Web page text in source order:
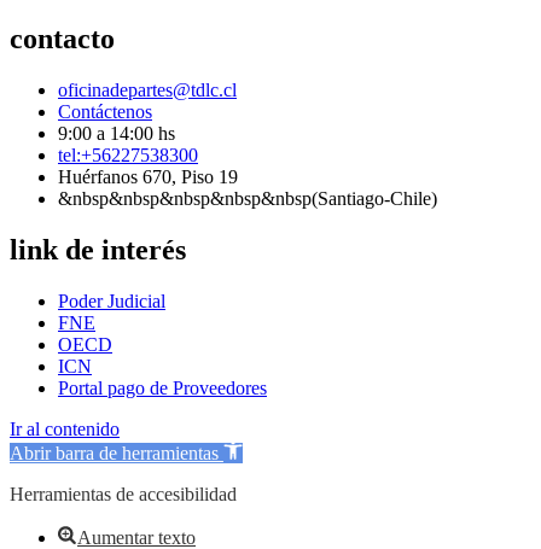
contacto
oficinadepartes@tdlc.cl
Contáctenos
9:00 a 14:00 hs
tel:+56227538300
Huérfanos 670, Piso 19
&nbsp&nbsp&nbsp&nbsp&nbsp(Santiago-Chile)
link de interés
Poder Judicial
FNE
OECD
ICN
Portal pago de Proveedores
Ir al contenido
Abrir barra de herramientas
Herramientas de accesibilidad
Aumentar texto